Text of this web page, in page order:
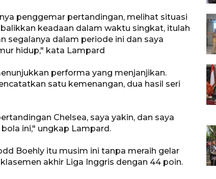
penggemar pertandingan, melihat situasi
keadaan dalam waktu singkat, itulah
segalanya dalam periode ini dan saya
hidup," kata Lampard
performa yang menjanjikan.
satu kemenangan, dua hasil seri
Chelsea, saya yakin, dan saya
ini," ungkap Lampard.
Boehly itu musim ini tanpa meraih gelar
akhir Liga Inggris dengan 44 poin.